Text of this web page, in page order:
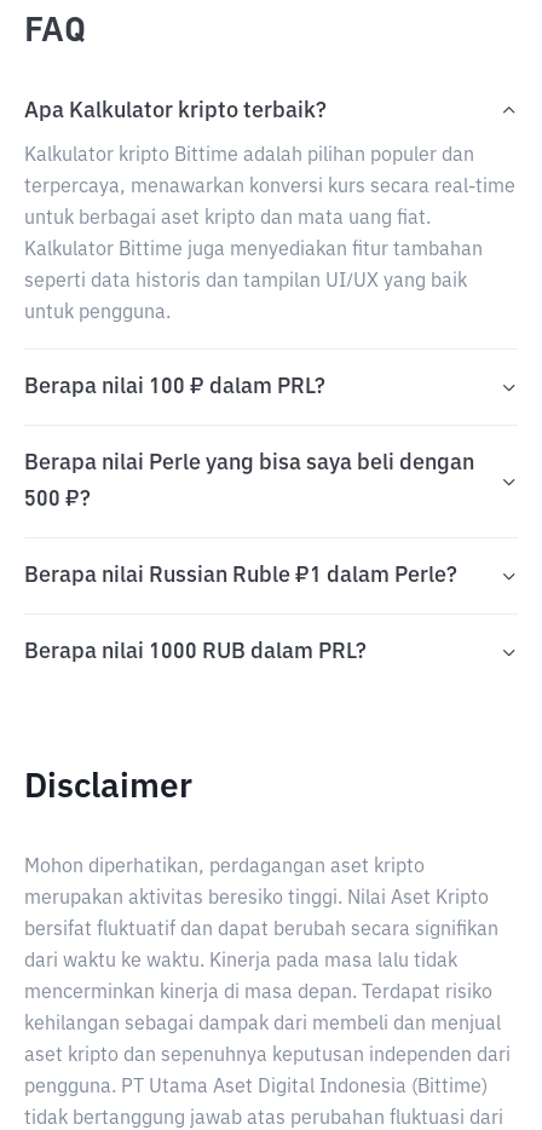
FAQ
Apa Kalkulator kripto terbaik?
Kalkulator kripto Bittime adalah pilihan populer dan
terpercaya, menawarkan konversi kurs secara real-time
untuk berbagai aset kripto dan mata uang fiat.
Kalkulator Bittime juga menyediakan fitur tambahan
seperti data historis dan tampilan UI/UX yang baik
untuk pengguna.
Berapa nilai 100 ₽ dalam PRL?
Berapa nilai Perle yang bisa saya beli dengan
500 ₽?
Berapa nilai Russian Ruble ₽1 dalam Perle?
Berapa nilai 1000 RUB dalam PRL?
Disclaimer
Mohon diperhatikan, perdagangan aset kripto
merupakan aktivitas beresiko tinggi. Nilai Aset Kripto
bersifat fluktuatif dan dapat berubah secara signifikan
dari waktu ke waktu. Kinerja pada masa lalu tidak
mencerminkan kinerja di masa depan. Terdapat risiko
kehilangan sebagai dampak dari membeli dan menjual
aset kripto dan sepenuhnya keputusan independen dari
pengguna. PT Utama Aset Digital Indonesia (Bittime)
tidak bertanggung jawab atas perubahan fluktuasi dari